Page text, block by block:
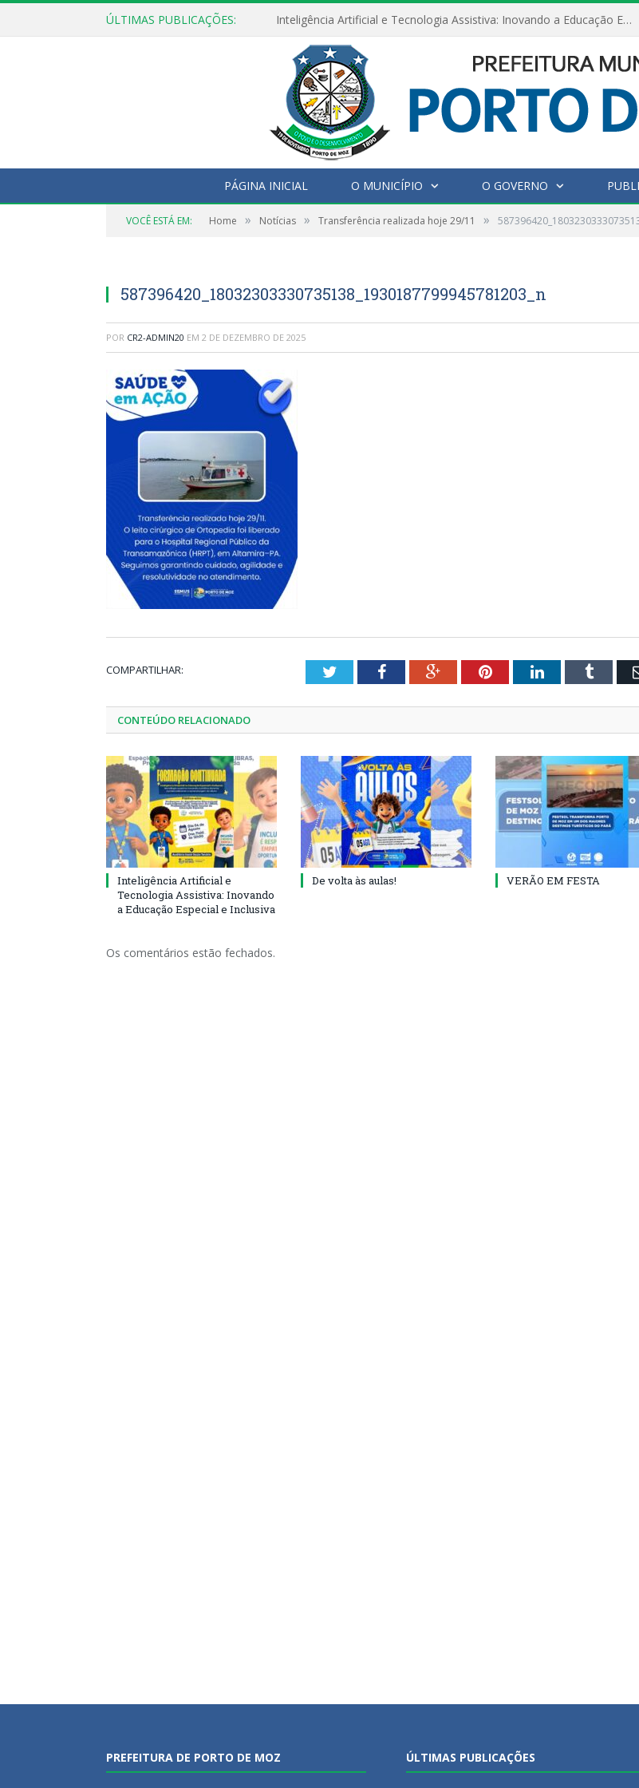
ÚLTIMAS PUBLICAÇÕES: Inteligência Artificial e Tecnologia Assistiva: Inovando a Educação Especial e Inclusiva
PÁGINA INICIAL O MUNICÍPIO O GOVERNO
VOCÊ ESTÁ EM: Home » Notícias » Transferência realizada hoje 29/11 »
587396420_18032303330735138_1930187799945781203_n
POR CR2-ADMIN20 EM 2 DE DEZEMBRO DE 2025
COMPARTILHAR: TwitterFacebookGoogle+PinterestLinkedIn
CONTEÚDO RELACIONADO
Inteligência Artificial e
Tecnologia Assistiva: Inovando
a Educação Especial e Inclusiva
De volta às aulas! VERÃO EM FESTA
Os comentários estão fechados.
PREFEITURA DE PORTO DE MOZ ÚLTIMAS PUBLICAÇÕES